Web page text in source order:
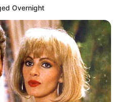
Overnight